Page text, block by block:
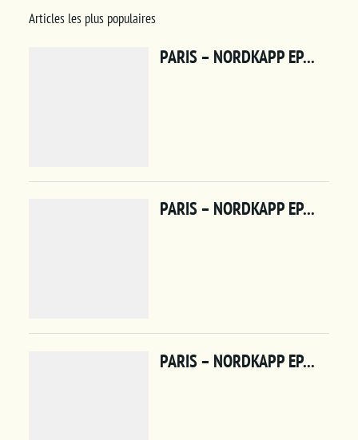
Articles les plus populaires